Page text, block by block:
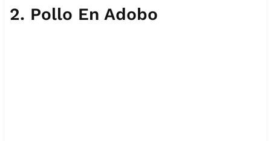
2. Pollo En Adobo